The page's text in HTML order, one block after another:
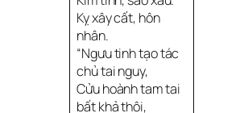
Kỵ xây cất, hôn
nhân.
“Ngưu tinh tạo tác
chủ tai nguy,
Cửu hoành tam tai
bất khả thôi,